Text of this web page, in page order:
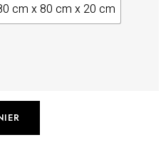
cm x 80 cm x 20 cm